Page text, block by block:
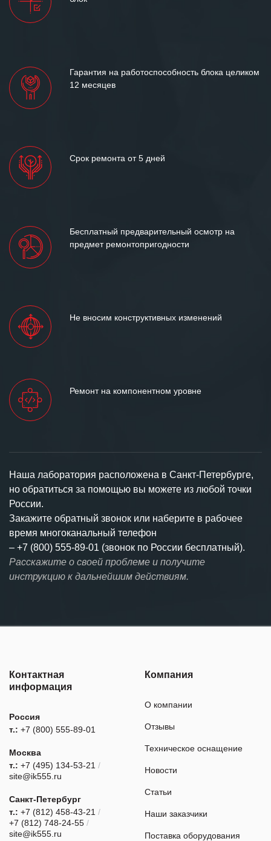
Гарантия на работоспособность блока целиком
12 месяцев
Срок ремонта от 5 дней
Бесплатный предварительный осмотр на
предмет ремонтопригодности
Не вносим конструктивных изменений
Ремонт на компонентном уровне
Наша лаборатория расположена в Санкт-Петербурге,
но обратиться за помощью вы можете из любой точки
России.
Закажите обратный звонок или наберите в рабочее
время многоканальный телефон
– +7 (800) 555-89-01 (звонок по России бесплатный).
Расскажите о своей проблеме и получите
инструкцию к дальнейшим действиям.
Контактная
информация
Россия
т.: +7 (800) 555-89-01
Москва
т.: +7 (495) 134-53-21 /
site@ik555.ru
Санкт-Петербург
т.: +7 (812) 458-43-21 /
+7 (812) 748-24-55 /
site@ik555.ru
Компания
О компании
Отзывы
Техническое оснащение
Новости
Статьи
Наши заказчики
Поставка оборудования